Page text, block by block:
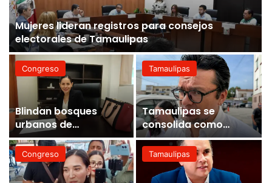
Mujeres lideran registros para consejos
electorales de Tamaulipas
Congreso
Blindan bosques
urbanos de
Tamaulipas con
protección ambiental
Tamaulipas
Tamaulipas se
consolida como
epicentro energético
de México
Congreso Tamaulipas